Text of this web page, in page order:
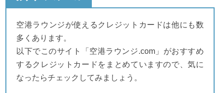
空港ラウンジが使えるクレジットカードは他にも数
多くあります。
以下でこのサイト「空港ラウンジ.com」がおすすめ
するクレジットカードをまとめていますので、気に
なったらチェックしてみましょう。